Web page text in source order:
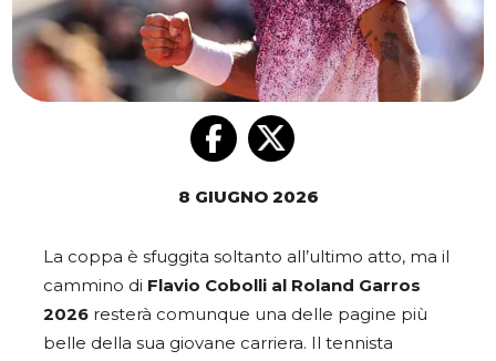
8 GIUGNO 2026
La coppa è sfuggita soltanto all’ultimo atto, ma il
cammino di Flavio Cobolli al Roland Garros
2026 resterà comunque una delle pagine più
belle della sua giovane carriera. Il tennista